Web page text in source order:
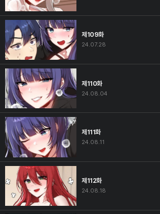
제109화
24.07.28
제110화
24.08.04
제111화
24.08.11
제112화
24.08.18